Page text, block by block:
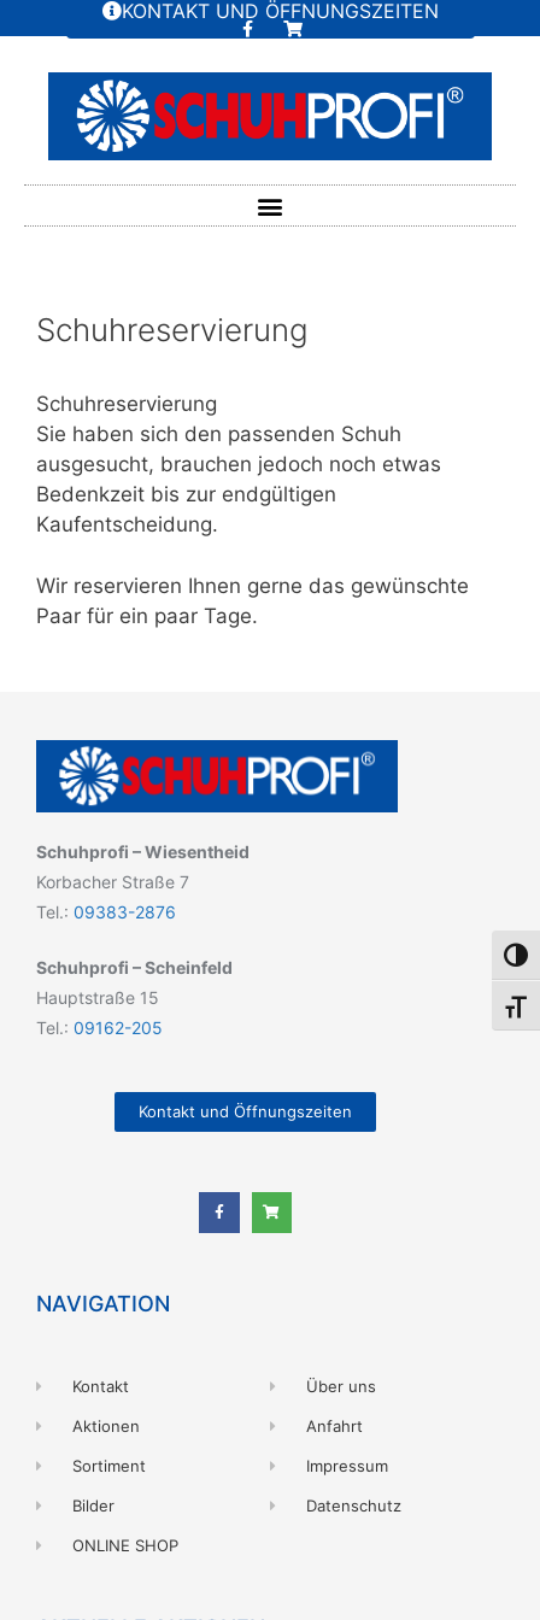
KONTAKT UND ÖFFNUNGSZEITEN
Schuhreservierung
Schuhreservierung
Sie haben sich den passenden Schuh
ausgesucht, brauchen jedoch noch etwas
Bedenkzeit bis zur endgültigen
Kaufentscheidung.
Wir reservieren Ihnen gerne das gewünschte
Paar für ein paar Tage.
Schuhprofi – Wiesentheid
Korbacher Straße 7
Tel.: 09383-2876
Schuhprofi – Scheinfeld
Hauptstraße 15
Tel.: 09162-205
Kontakt und Öffnungszeiten
NAVIGATION
Kontakt
Aktionen
Sortiment
Bilder
ONLINE SHOP
Über uns
Anfahrt
Impressum
Datenschutz